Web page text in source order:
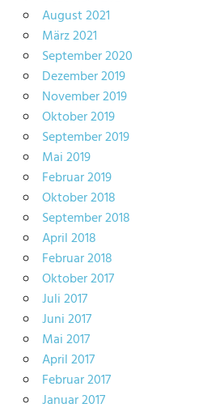
August 2021
März 2021
September 2020
Dezember 2019
November 2019
Oktober 2019
September 2019
Mai 2019
Februar 2019
Oktober 2018
September 2018
April 2018
Februar 2018
Oktober 2017
Juli 2017
Juni 2017
Mai 2017
April 2017
Februar 2017
Januar 2017